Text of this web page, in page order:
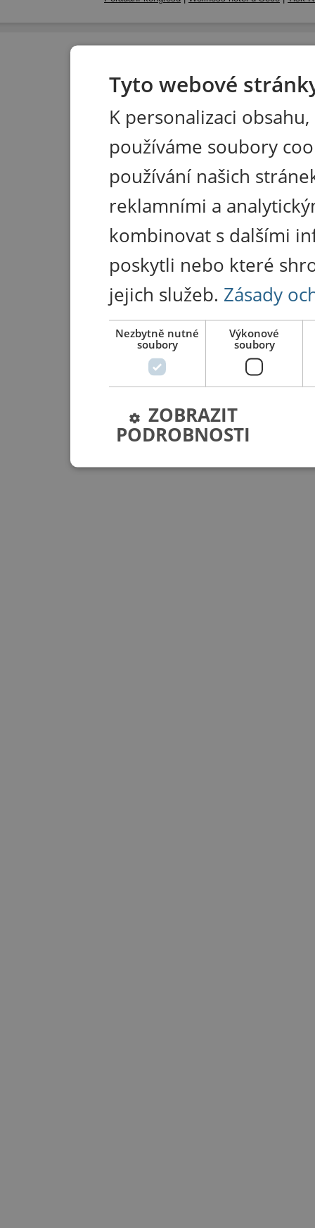
Tyto webové
K personalizaci
používáme soubory
používání našich
reklamními a
kombinovat s dalšími
poskytli nebo které
jejich služeb. Zásady
Nezbytně nutné
soubory
Výkonové
soubory
ZOBRAZIT
PODROBNOSTI